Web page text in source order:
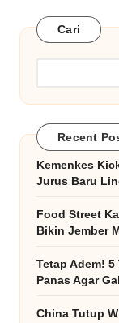
Cari
Recent
Kemenkes
Jurus Baru
Food Street
Bikin Jember
Tetap Adem!
Panas Agar
China Tutup